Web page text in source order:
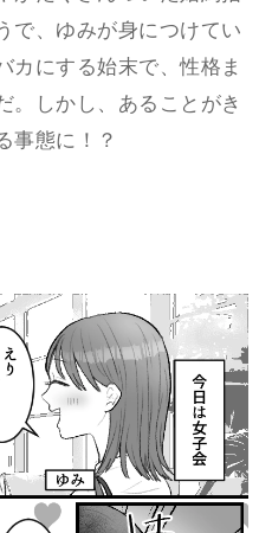
で、ゆみが身につけてい
カにする始末で、性格ま
。しかし、あることがき
事態に！？